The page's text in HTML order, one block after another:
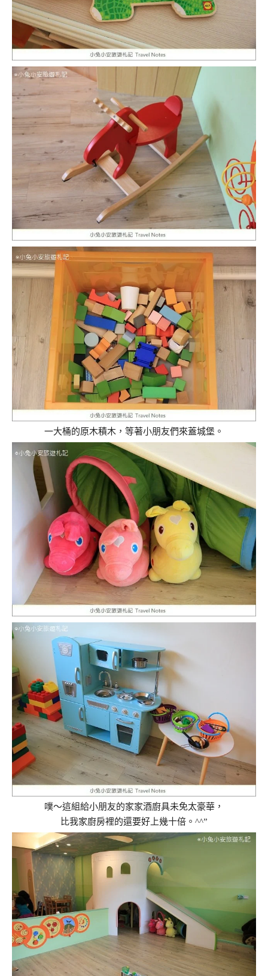
一大桶的原木積木，等著小朋友們來蓋城堡。
噗～這組給小朋友的家家酒廚具未免太豪華，
比我家廚房裡的還要好上幾十倍。^^”